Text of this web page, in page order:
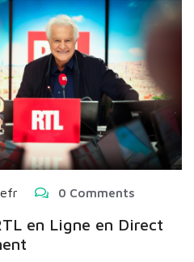
0 Comments
en Ligne en Direct